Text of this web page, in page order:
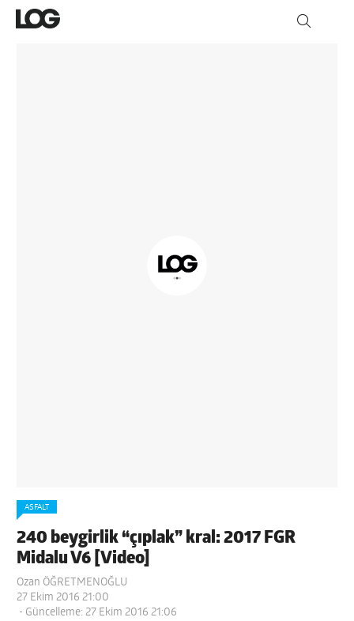
ASFALT
240 beygirlik “çıplak” kral: 2017 FGR
Midalu V6 [Video]
Ozan ÖĞRETMENOĞLU
27 Ekim 2016 21:00
- Güncelleme: 27 Ekim 2016 21:06